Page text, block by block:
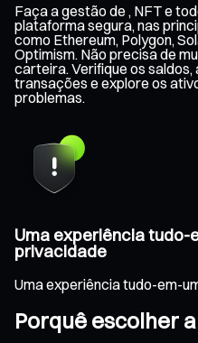
Faça a gestão de , NFT e
plataforma segura, nas
como Ethereum, Polygon,
Optimism. Não precisa de
carteira. Verifique os
transações e explore os
problemas.
Uma experiência tudo-
privacidade
Uma experiência tudo-em-
Porquê escolher